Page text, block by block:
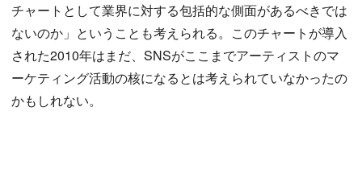
チャートとして業界に対する包括的な側面があるべきでは
ないのか」ということも考えられる。このチャートが導入
された2010年はまだ、SNSがここまでアーティストのマ
ーケティング活動の核になるとは考えられていなかったの
かもしれない。